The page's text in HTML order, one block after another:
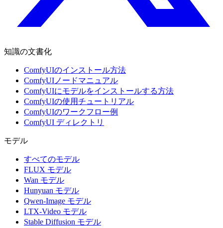
知識の文書化
ComfyUIのインストール方法
ComfyUIノードマニュアル
ComfyUIにモデルをインストールする方法
ComfyUIの使用チュートリアル
ComfyUIのワークフロー例
ComfyUI ディレクトリ
モデル
すべてのモデル
FLUX モデル
Wan モデル
Hunyuan モデル
Qwen-Image モデル
LTX-Video モデル
Stable Diffusion モデル